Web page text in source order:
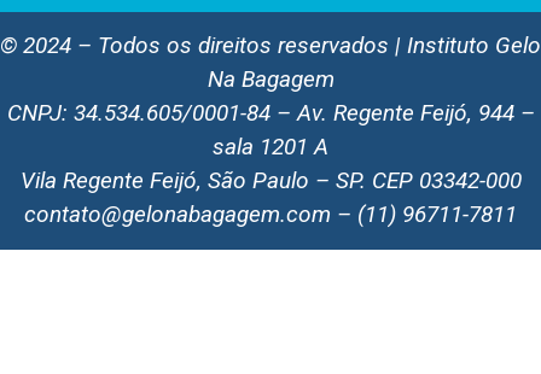
© 2024 – Todos os direitos reservados | Instituto Gelo
Na Bagagem
CNPJ: 34.534.605/0001-84 – Av. Regente Feijó, 944 –
sala 1201 A
Vila Regente Feijó, São Paulo – SP. CEP 03342-000
contato@gelonabagagem.com – (11) 96711-7811